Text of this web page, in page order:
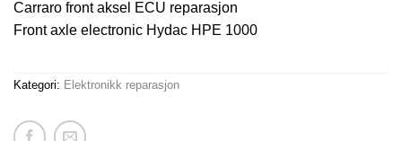
Carraro front aksel ECU reparasjon
Front axle electronic Hydac HPE 1000
Kategori: Elektronikk reparasjon